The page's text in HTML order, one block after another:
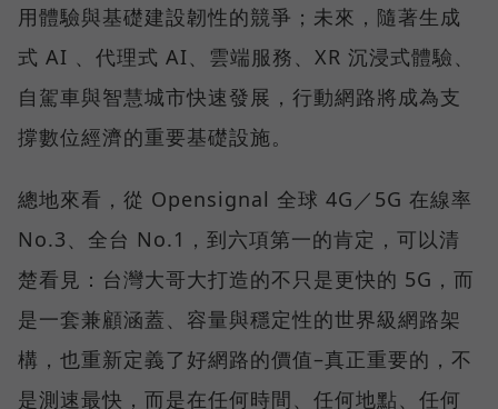
用體驗與基礎建設韌性的競爭；未來，隨著生成
式 AI 、代理式 AI、雲端服務、XR 沉浸式體驗、
自駕車與智慧城市快速發展，行動網路將成為支
撐數位經濟的重要基礎設施。
總地來看，從 Opensignal 全球 4G／5G 在線率
No.3、全台 No.1，到六項第一的肯定，可以清
楚看見：台灣大哥大打造的不只是更快的 5G，而
是一套兼顧涵蓋、容量與穩定性的世界級網路架
構，也重新定義了好網路的價值–真正重要的，不
是測速最快，而是在任何時間、任何地點、任何